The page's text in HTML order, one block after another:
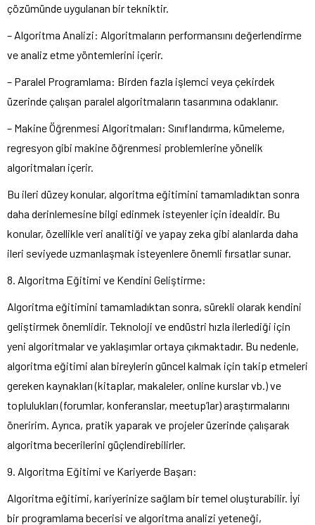
çözümünde uygulanan bir tekniktir.
– Algoritma Analizi: Algoritmaların performansını değerlendirme
ve analiz etme yöntemlerini içerir.
– Paralel Programlama: Birden fazla işlemci veya çekirdek
üzerinde çalışan paralel algoritmaların tasarımına odaklanır.
– Makine Öğrenmesi Algoritmaları: Sınıflandırma, kümeleme,
regresyon gibi makine öğrenmesi problemlerine yönelik
algoritmaları içerir.
Bu ileri düzey konular, algoritma eğitimini tamamladıktan sonra
daha derinlemesine bilgi edinmek isteyenler için idealdir. Bu
konular, özellikle veri analitiği ve yapay zeka gibi alanlarda daha
ileri seviyede uzmanlaşmak isteyenlere önemli fırsatlar sunar.
8. Algoritma Eğitimi ve Kendini Geliştirme:
Algoritma eğitimini tamamladıktan sonra, sürekli olarak kendini
geliştirmek önemlidir. Teknoloji ve endüstri hızla ilerlediği için
yeni algoritmalar ve yaklaşımlar ortaya çıkmaktadır. Bu nedenle,
algoritma eğitimi alan bireylerin güncel kalmak için takip etmeleri
gereken kaynakları (kitaplar, makaleler, online kurslar vb.) ve
toplulukları (forumlar, konferanslar, meetup’lar) araştırmalarını
öneririm. Ayrıca, pratik yaparak ve projeler üzerinde çalışarak
algoritma becerilerini güçlendirebilirler.
9. Algoritma Eğitimi ve Kariyerde Başarı:
Algoritma eğitimi, kariyerinize sağlam bir temel oluşturabilir. İyi
bir programlama becerisi ve algoritma analizi yeteneği,